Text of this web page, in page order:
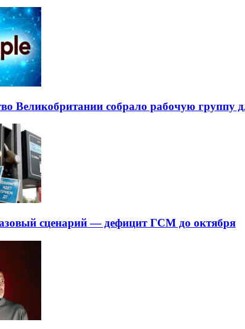
Великобритании собрало рабочую группу
сценарий — дефицит ГСМ до октября